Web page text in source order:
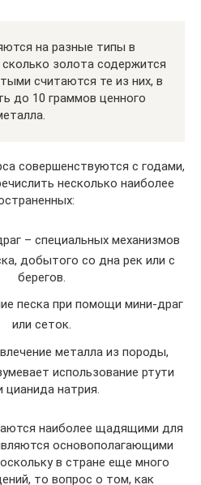
на разные типы в
золота содержится
считаются те из них, в
до 10 граммов ценного
совершенствуются с годами,
несколько наиболее
– специальных механизмов
добытого со дна рек или с
берегов.
песка при помощи мини-драг
или сеток.
металла из породы,
использование ртути
цианида натрия.
наиболее щадящими для
основополагающими
в стране еще много
то вопрос о том, как